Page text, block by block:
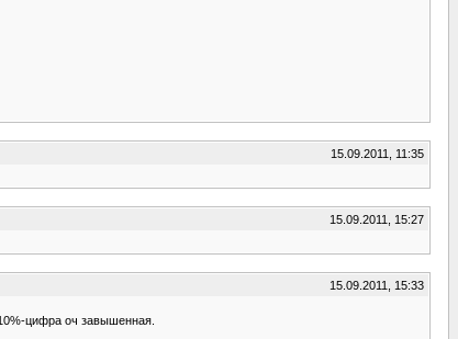
15.09.2011, 11:35
15.09.2011, 15:27
15.09.2011, 15:33
цифра оч завышенная.